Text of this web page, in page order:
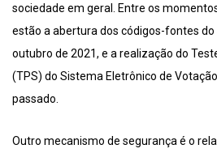
sociedade em geral. Entre os
estão a abertura dos códigos-fontes
outubro de 2021, e a realização do
(TPS) do Sistema Eletrônico de
passado.
Outro mecanismo de segurança é o